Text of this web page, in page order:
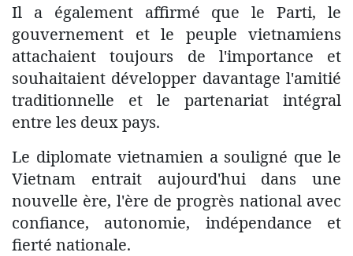
Il a également affirmé que le Parti, le
gouvernement et le peuple vietnamiens
attachaient toujours de l'importance et
souhaitaient développer davantage l'amitié
traditionnelle et le partenariat intégral
entre les deux pays.
Le diplomate vietnamien a souligné que le
Vietnam entrait aujourd'hui dans une
nouvelle ère, l'ère de progrès national avec
confiance, autonomie, indépendance et
fierté nationale.